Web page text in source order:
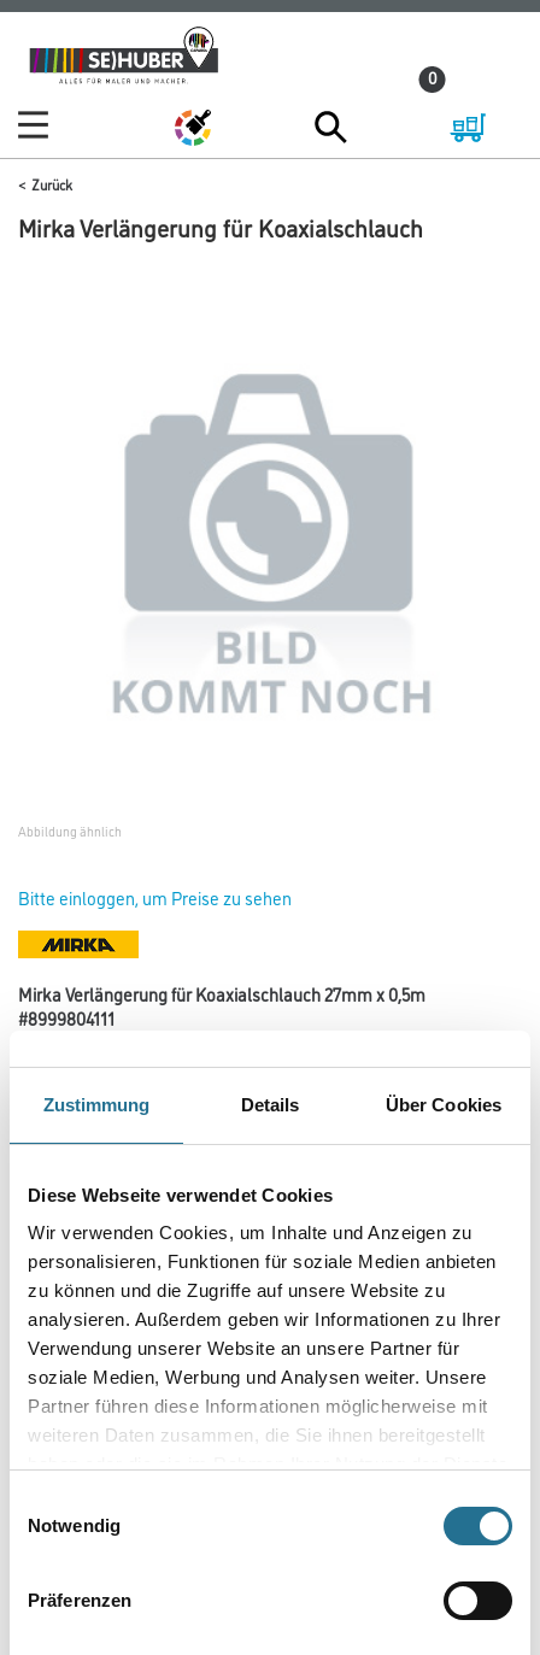
Zustimmung Details Über Cookies
Diese Webseite verwendet Cookies
Wir verwenden Cookies, um Inhalte und Anzeigen zu
personalisieren, Funktionen für soziale Medien anbieten
zu können und die Zugriffe auf unsere Website zu
analysieren. Außerdem geben wir Informationen zu Ihrer
Verwendung unserer Website an unsere Partner für
soziale Medien, Werbung und Analysen weiter. Unsere
Partner führen diese Informationen möglicherweise mit
weiteren Daten zusammen, die Sie ihnen bereitgestellt
Notwendig
Präferenzen
Zum
Inhalt
Zum
Navigationsmenü
0
Zurück
Mirka Verlängerung für Koaxialschlauch
Abbildung ähnlich
Bitte einloggen, um Preise zu sehen
Mirka Verlängerung für Koaxialschlauch 27mm x 0,5m
#8999804111
Länge in Millimeter
Durchmesser in millimeter
Umrechnungsfaktoren
PRODUKTEIGENSCHAFTEN